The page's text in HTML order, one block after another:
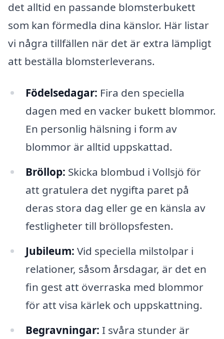
det alltid en passande blomsterbukett
som kan förmedla dina känslor. Här listar
vi några tillfällen när det är extra lämpligt
att beställa blomsterleverans.
Födelsedagar: Fira den speciella
dagen med en vacker bukett blommor.
En personlig hälsning i form av
blommor är alltid uppskattad.
Bröllop: Skicka blombud i Vollsjö för
att gratulera det nygifta paret på
deras stora dag eller ge en känsla av
festligheter till bröllopsfesten.
Jubileum: Vid speciella milstolpar i
relationer, såsom årsdagar, är det en
fin gest att överraska med blommor
för att visa kärlek och uppskattning.
Begravningar: I svåra stunder är